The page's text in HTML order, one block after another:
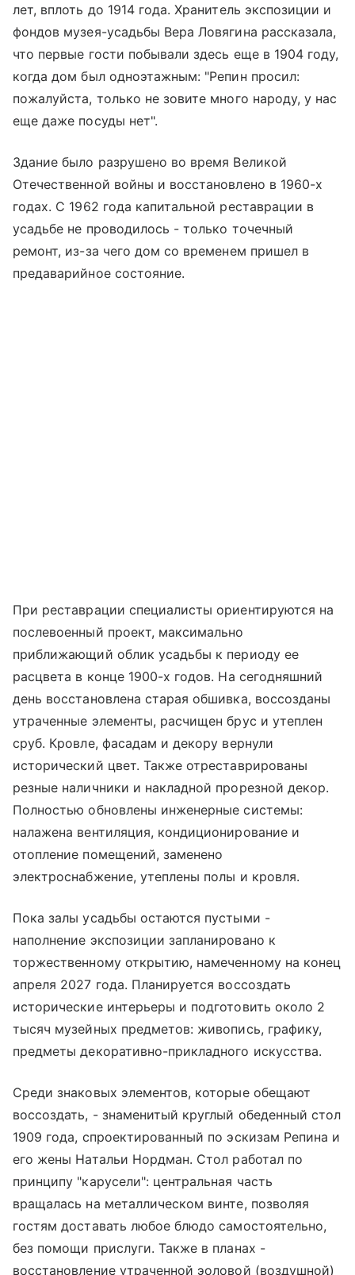
лет, вплоть до 1914 года. Хранитель экспозиции и
фондов музея-усадьбы Вера Ловягина рассказала,
что первые гости побывали здесь еще в 1904 году,
когда дом был одноэтажным: "Репин просил:
пожалуйста, только не зовите много народу, у нас
еще даже посуды нет".
Здание было разрушено во время Великой
Отечественной войны и восстановлено в 1960-х
годах. С 1962 года капитальной реставрации в
усадьбе не проводилось - только точечный
ремонт, из-за чего дом со временем пришел в
предаварийное состояние.
При реставрации специалисты ориентируются на
послевоенный проект, максимально
приближающий облик усадьбы к периоду ее
расцвета в конце 1900-х годов. На сегодняшний
день восстановлена старая обшивка, воссозданы
утраченные элементы, расчищен брус и утеплен
сруб. Кровле, фасадам и декору вернули
исторический цвет. Также отреставрированы
резные наличники и накладной прорезной декор.
Полностью обновлены инженерные системы:
налажена вентиляция, кондиционирование и
отопление помещений, заменено
электроснабжение, утеплены полы и кровля.
Пока залы усадьбы остаются пустыми -
наполнение экспозиции запланировано к
торжественному открытию, намеченному на конец
апреля 2027 года. Планируется воссоздать
исторические интерьеры и подготовить около 2
тысяч музейных предметов: живопись, графику,
предметы декоративно-прикладного искусства.
Среди знаковых элементов, которые обещают
воссоздать, - знаменитый круглый обеденный стол
1909 года, спроектированный по эскизам Репина и
его жены Натальи Нордман. Стол работал по
принципу "карусели": центральная часть
вращалась на металлическом винте, позволяя
гостям доставать любое блюдо самостоятельно,
без помощи прислуги. Также в планах -
восстановление утраченной эоловой (воздушной)